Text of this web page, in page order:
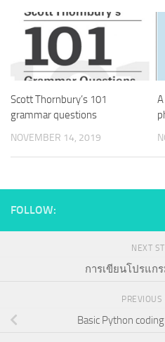
Scott Thornbury’s 101
grammar questions
NOVEMBER 14, 2019
FOLLOW:
NEXT
การเขียนโปรแก
PREVIOUS
Basic Python